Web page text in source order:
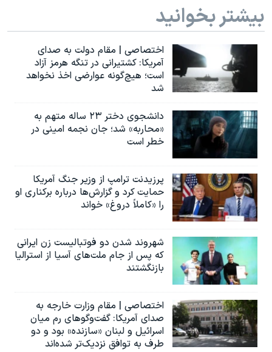
بیشتر بخوانید
اختصاصی | مقام دولت به صدای
آمریکا: کشتیرانی در تنگه هرمز آزاد
است؛ هیچ‌گونه عوارضی اخذ نخواهد
شد
دانشجوی دختر ۲۳ ساله متهم به
«محاربه» شد؛ جان نجمه امینی در
خطر است
پرزیدنت ترامپ از وزیر جنگ آمریکا
حمایت کرد و گزارش‌ها درباره برکناری او
را «کاملاً دروغ» خواند
شهروند شدن دو فوتبالیست زن ایرانی
که پس از جام ملت‌های آسیا از استرالیا
بازنگشتند
اختصاصی | مقام وزارت خارجه به
صدای آمریکا: گفت‌وگوهای رم میان
اسرائیل و لبنان «سازنده» بود و دو
طرف به توافق نزدیک‌تر شده‌اند